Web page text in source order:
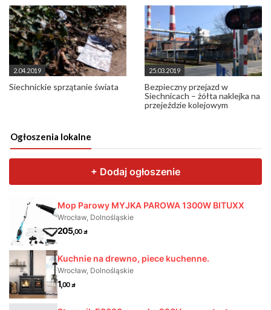
2.04.2019
Siechnickie sprzątanie świata
25.03.2019
Bezpieczny przejazd w
Siechnicach – żółta naklejka na
przejeździe kolejowym
Ogłoszenia lokalne